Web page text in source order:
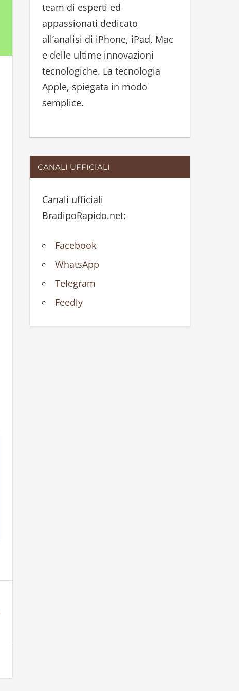
:
team di esperti ed
appassionati dedicato
all’analisi di iPhone, iPad, Mac
e delle ultime innovazioni
tecnologiche. La tecnologia
Apple, spiegata in modo
semplice.
CANALI UFFICIALI
Canali ufficiali
BradipoRapido.net:
Facebook
WhatsApp
Telegram
Feedly